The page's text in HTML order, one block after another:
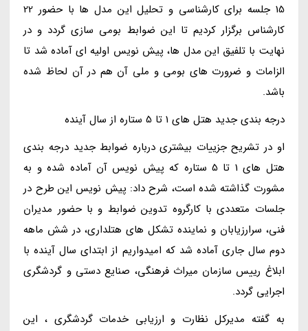
15 جلسه برای کارشناسی و تحلیل این مدل ها با حضور 22
کارشناس برگزار کردیم تا این ضوابط بومی سازی گردد و در
نهایت با تلفیق این مدل ها، پیش نویس اولیه ای آماده شد تا
الزامات و ضرورت های بومی و ملی آن هم در آن لحاظ شده
باشد.
درجه بندی جدید هتل های 1 تا 5 ستاره از سال آینده
او در تشریح جزییات بیشتری درباره ضوابط جدید درجه بندی
هتل های 1 تا 5 ستاره که پیش نویس آن آماده شده و به
مشورت گذاشته شده است، شرح داد: پیش نویس این طرح در
جلسات متعددی با کارگروه تدوین ضوابط و با حضور مدیران
فنی، سرارزیابان و نماینده تشکل های هتلداری، در شش ماهه
دوم سال جاری آماده شد که امیدواریم از ابتدای سال آینده با
ابلاغ رییس سازمان میراث فرهنگی، صنایع دستی و گردشگری
اجرایی گردد.
به گفته مدیرکل نظارت و ارزیابی خدمات گردشگری ، این